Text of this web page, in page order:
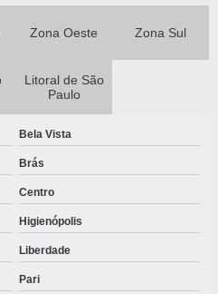
Zona Oeste Zona Sul
Litoral de São
Paulo
Bela Vista
Brás
Centro
Higienópolis
Liberdade
Pari